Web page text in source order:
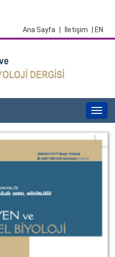
| EN
İletişim
Ana Sayfa